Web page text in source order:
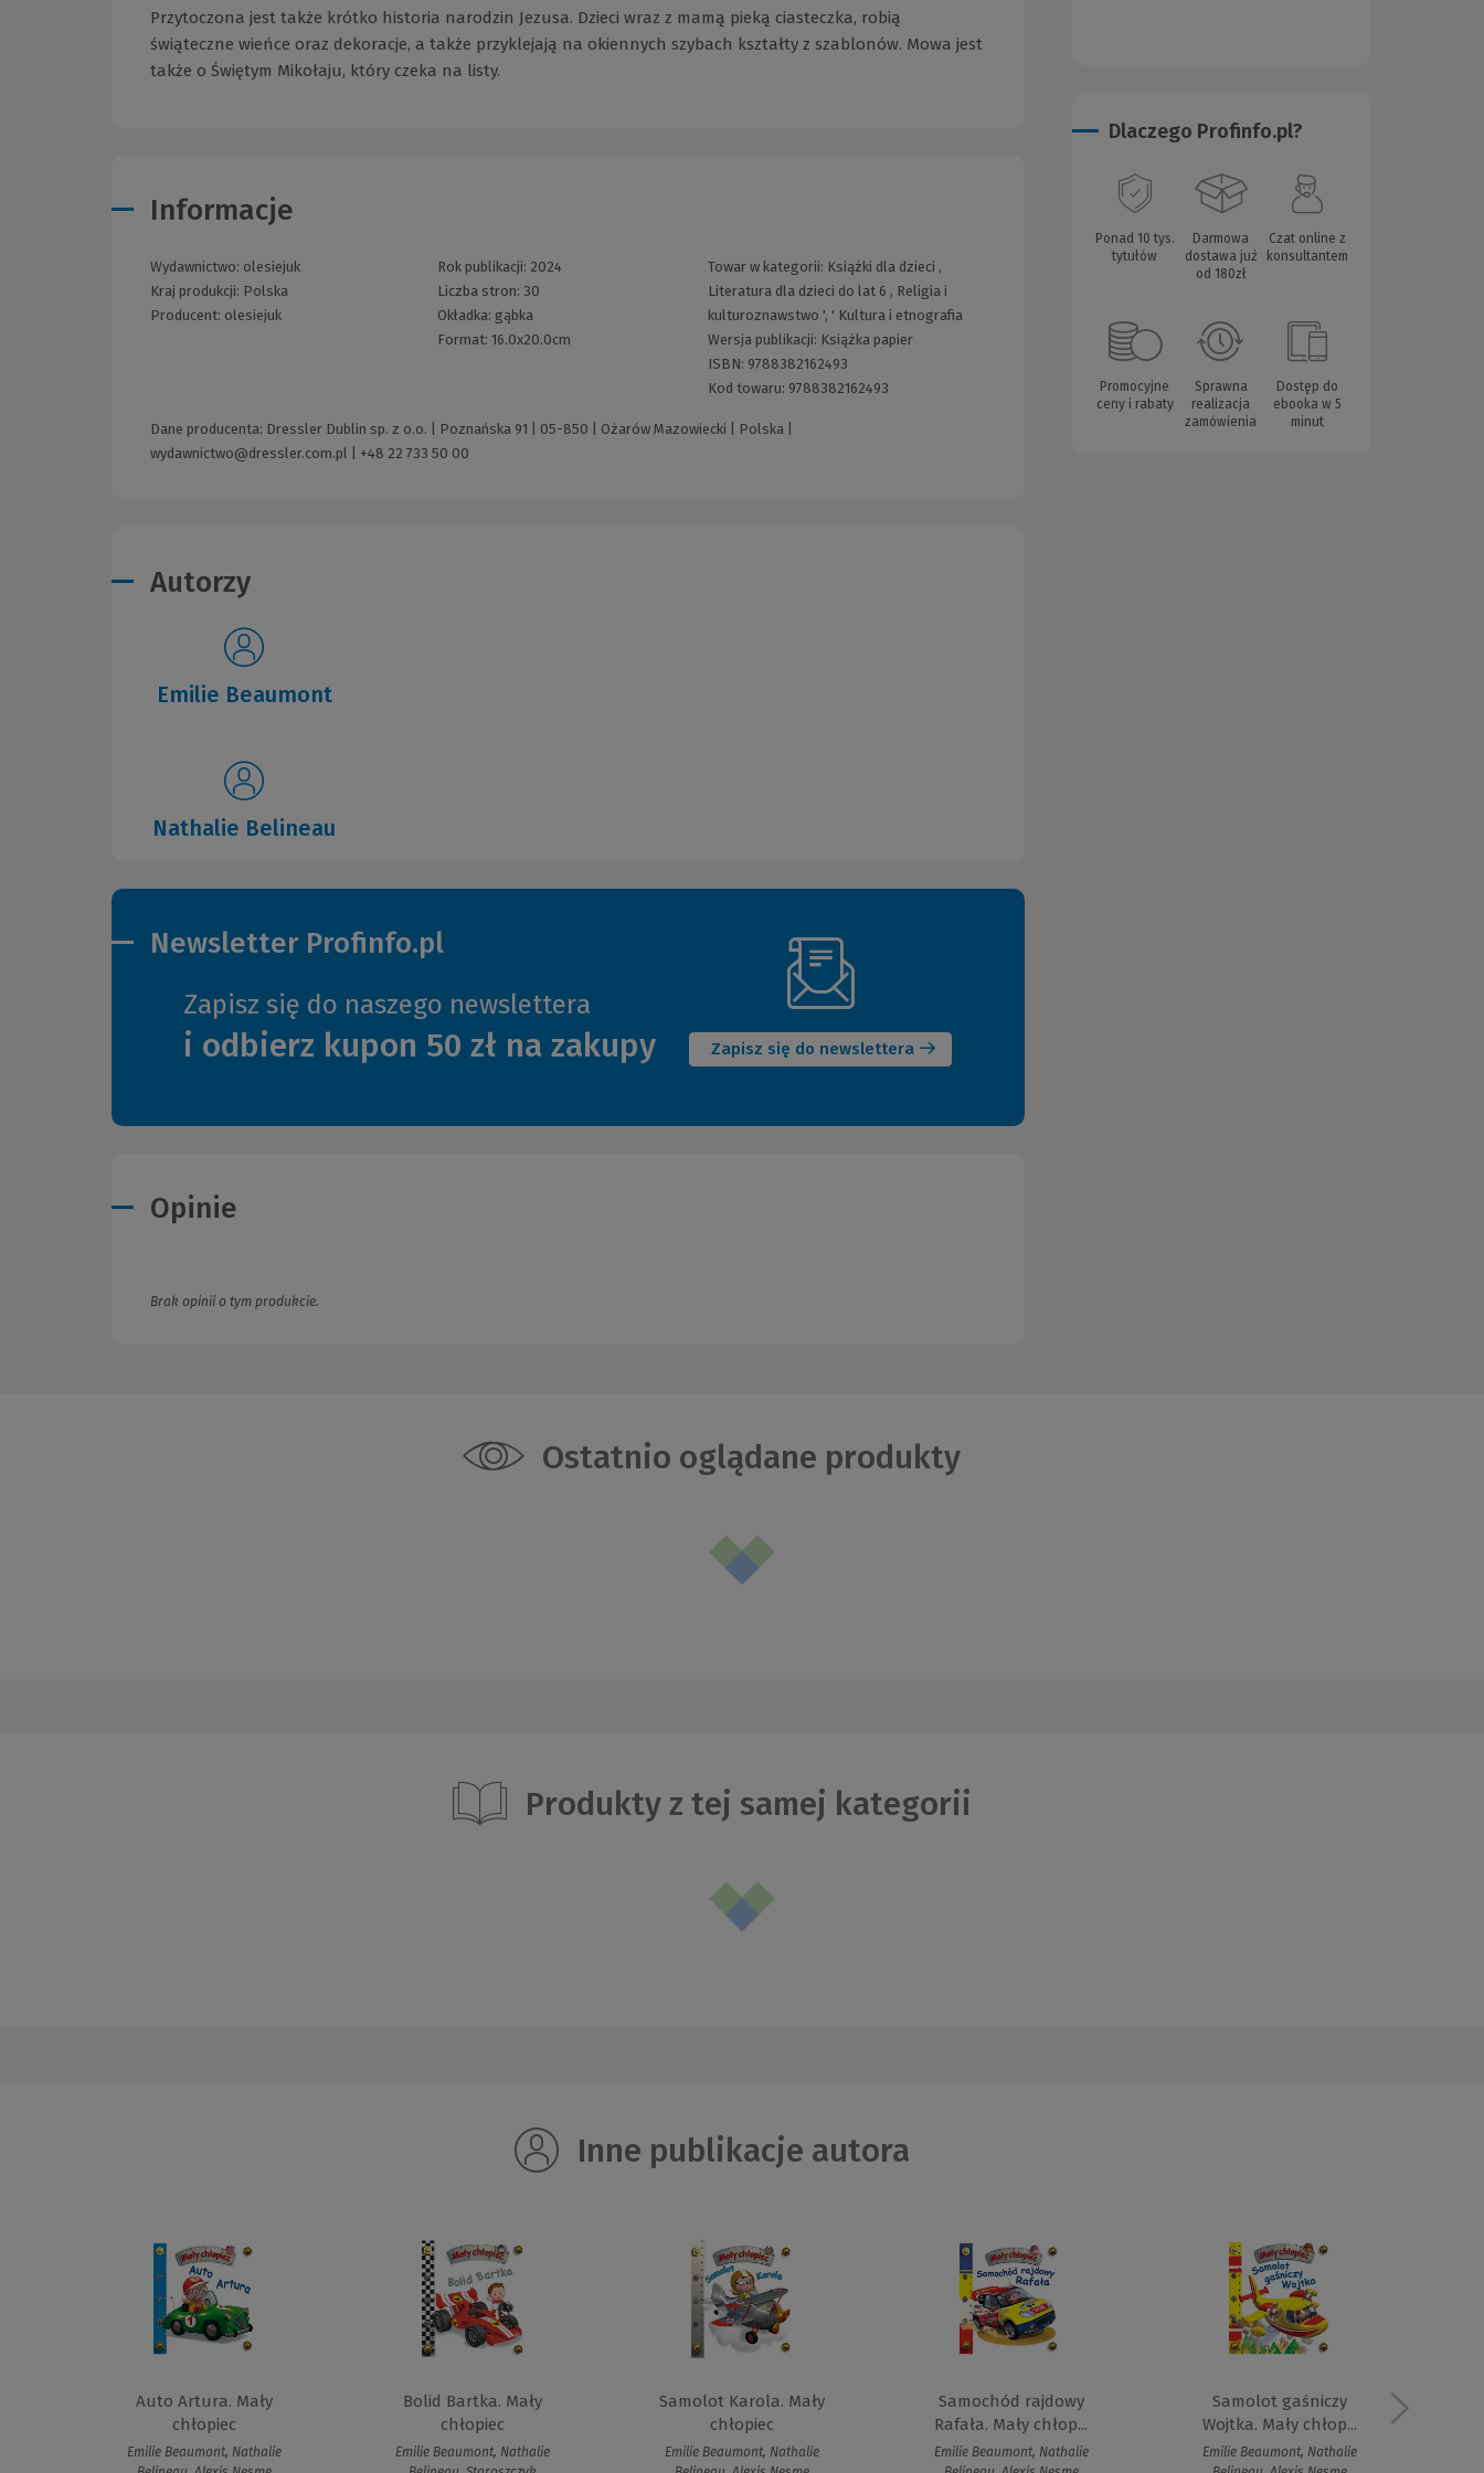
Przytoczona jest także krótko historia narodzin Jezusa. Dzieci wraz z mamą pieką ciasteczka, robią
świąteczne wieńce oraz dekoracje, a także przyklejają na okiennych szybach kształty z szablonów. Mowa jest
także o Świętym Mikołaju, który czeka na listy.
Informacje
Wydawnictwo: olesiejuk
Kraj produkcji: Polska
Producent: olesiejuk
Rok publikacji: 2024
Liczba stron: 30
Okładka: gąbka
Format: 16.0x20.0cm
Towar w kategorii: Książki dla dzieci ,
Literatura dla dzieci do lat 6 , Religia i
kulturoznawstwo ', ' Kultura i etnografia
Wersja publikacji: Książka papier
ISBN: 9788382162493
Kod towaru: 9788382162493
Dane producenta: Dressler Dublin sp. z o.o. | Poznańska 91 | 05-850 | Ożarów Mazowiecki | Polska |
wydawnictwo@dressler.com.pl
+48 22 733 50 00
Autorzy
Emilie Beaumont
Nathalie Belineau
Newsletter Profinfo.pl
Zapisz się do naszego newslettera
i odbierz kupon 50 zł na zakupy Zapisz się do newslettera
okno)
Opinie
Brak opinii o tym produkcie.
Dlaczego Profinfo.pl?
Ponad 10 tys.
tytułów
Darmowa
dostawa już
od 180zł
Czat online z
konsultantem
Promocyjne
ceny i rabaty
Sprawna
realizacja
zamówienia
Dostęp do
ebooka w 5
minut
Ostatnio oglądane produkty
Produkty z tej samej kategorii
Inne publikacje autora
Auto Artura. Mały
chłopiec
Emilie Beaumont, Nathalie
Bolid Bartka. Mały
chłopiec
Emilie Beaumont, Nathalie
Samolot Karola. Mały
chłopiec
Emilie Beaumont, Nathalie
Samochód rajdowy
Rafała. Mały chłop...
Emilie Beaumont, Nathalie
Samolot gaśniczy
Wojtka. Mały chłop...
Emilie Beaumont, Nathalie